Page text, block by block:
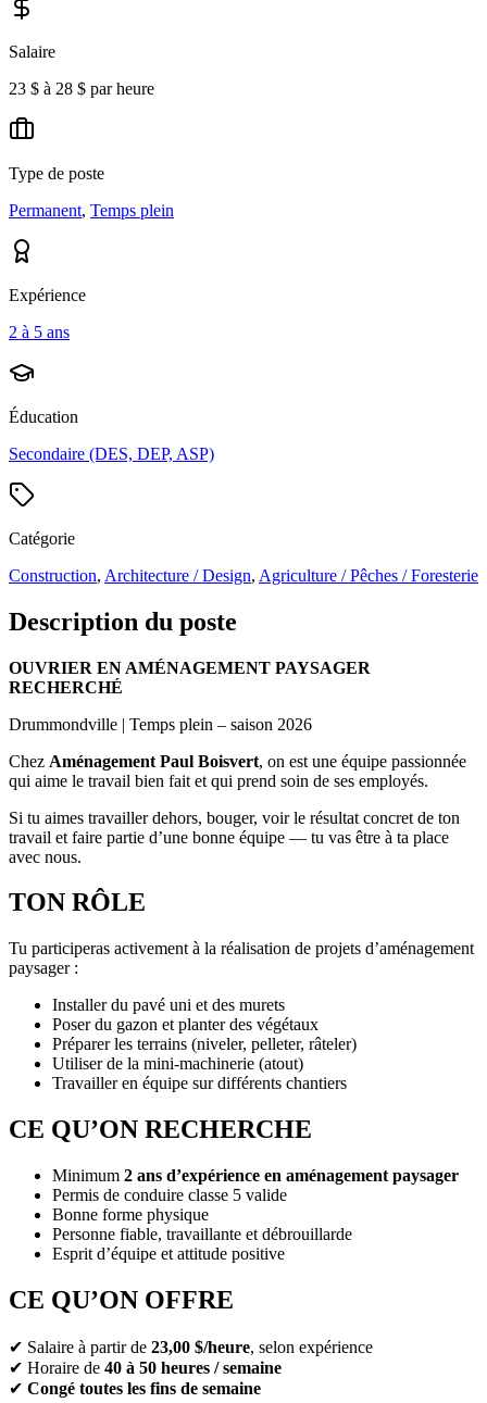
Salaire
23 $ à 28 $ par heure
Type de poste
Permanent, Temps plein
Expérience
2 à 5 ans
Éducation
Secondaire (DES, DEP, ASP)
Catégorie
Construction, Architecture / Design, Agriculture / Pêches / Foresterie
Description du poste
OUVRIER EN AMÉNAGEMENT PAYSAGER
RECHERCHÉ
Drummondville | Temps plein – saison 2026
Chez Aménagement Paul Boisvert, on est une équipe passionnée
qui aime le travail bien fait et qui prend soin de ses employés.
Si tu aimes travailler dehors, bouger, voir le résultat concret de ton
travail et faire partie d’une bonne équipe — tu vas être à ta place
avec nous.
TON RÔLE
Tu participeras activement à la réalisation de projets d’aménagement
paysager :
Installer du pavé uni et des murets
Poser du gazon et planter des végétaux
Préparer les terrains (niveler, pelleter, râteler)
Utiliser de la mini-machinerie (atout)
Travailler en équipe sur différents chantiers
CE QU’ON RECHERCHE
Minimum 2 ans d’expérience en aménagement paysager
Permis de conduire classe 5 valide
Bonne forme physique
Personne fiable, travaillante et débrouillarde
Esprit d’équipe et attitude positive
CE QU’ON OFFRE
✔ Salaire à partir de 23,00 $/heure, selon expérience
✔ Horaire de 40 à 50 heures / semaine
✔ Congé toutes les fins de semaine